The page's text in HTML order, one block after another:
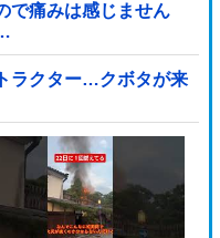
で痛みは感じません
ラクター…クボタが来